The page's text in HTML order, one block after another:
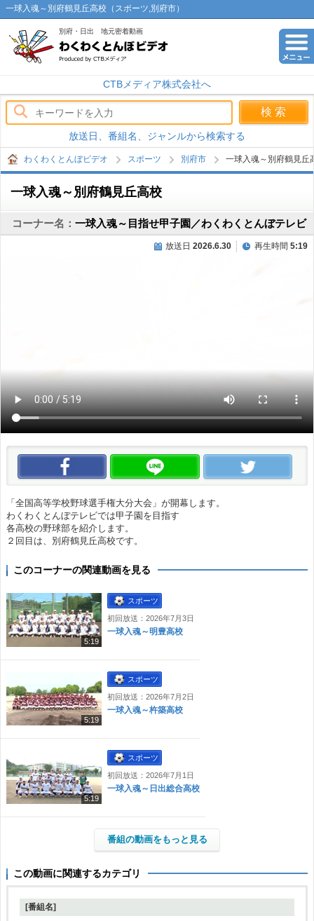
一球入魂～別府鶴見丘高校（スポーツ,別府市）
別府・日出 地元密着動画
CTBメディア株式会社へ
放送日、番組名、ジャンルから検索する
わくわくとんぼビデオ スポーツ 別府市 一球入魂～別府鶴見丘
一球入魂～別府鶴見丘高校
コーナー名： 一球入魂～目指せ甲子園／わくわくとんぼテレビ
放送日 2026.6.30 再生時間 5:19
この動画をいいね！ この動画をLINEで送る
「全国高等学校野球選手権大分大会」が開幕します。
わくわくとんぼテレビでは甲子園を目指す
各高校の野球部を紹介します。
２回目は、別府鶴見丘高校です。
このコーナーの関連動画を見る
5:19
スポーツ
初回放送：2026年7月3日
一球入魂～明豊高校
5:19
スポーツ
初回放送：2026年7月2日
一球入魂～杵築高校
5:19
スポーツ
初回放送：2026年7月1日
一球入魂～日出総合高校
番組の動画をもっと見る
この動画に関連するカテゴリ
[番組名]